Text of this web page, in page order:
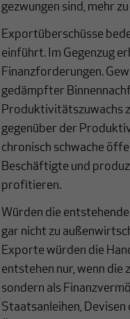
gezwungen sind, mehr
Exportüberschüsse
einführt. Im Gegenzug
Finanzforderungen.
gedämpfter
Produktivitätszuwachs
gegenüber der
chronisch schwache
Beschäftigte und
profitieren.
Würden die
gar nicht zu
Exporte würden die
entstehen nur, wenn
sondern als
Staatsanleihen,